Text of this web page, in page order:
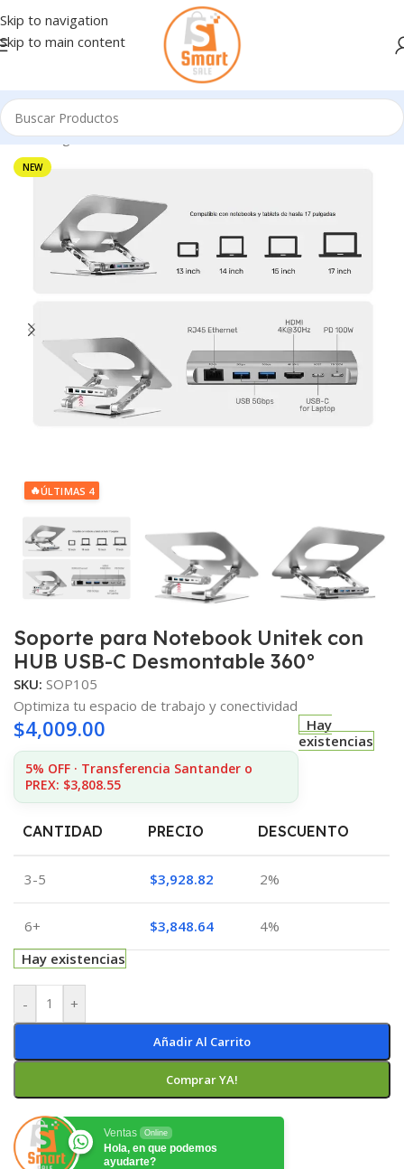
Skip to navigation
Skip to main content
Inicio/Ingresando
NEW
🔥ÚLTIMAS 4
Soporte para Notebook Unitek con
HUB USB-C Desmontable 360°
SKU: SOP105
Optimiza tu espacio de trabajo y conectividad
$4,009.00
5% OFF · Transferencia Santander o
PREX: $3,808.55
Hay
existencias
CANTIDAD PRECIO DESCUENTO
3-5 $3,928.82 2%
6+ $3,848.64
4%
Hay existencias
- +
Añadir Al Carrito
Comprar YA!
Ventas Online
Hola, en que podemos
ayudarte?